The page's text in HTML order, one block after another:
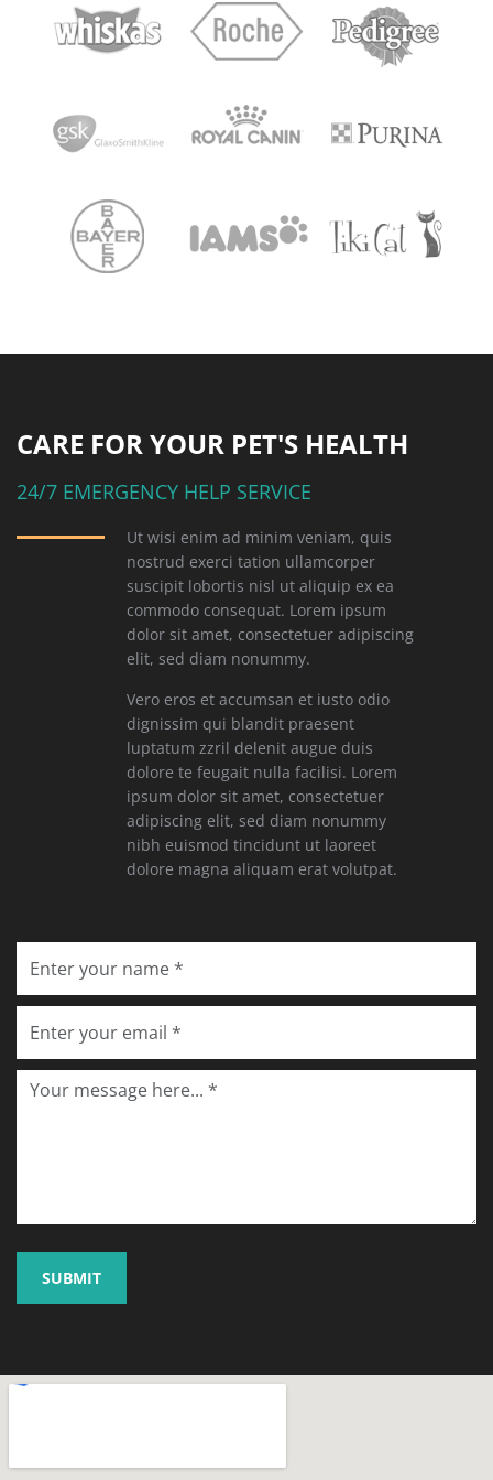
CARE FOR YOUR PET'S HEALTH
24/7 EMERGENCY HELP SERVICE
Ut wisi enim ad minim veniam, quis
nostrud exerci tation ullamcorper
suscipit lobortis nisl ut aliquip ex ea
commodo consequat. Lorem ipsum
dolor sit amet, consectetuer adipiscing
elit, sed diam nonummy.
Vero eros et accumsan et iusto odio
dignissim qui blandit praesent
luptatum zzril delenit augue duis
dolore te feugait nulla facilisi. Lorem
ipsum dolor sit amet, consectetuer
adipiscing elit, sed diam nonummy
nibh euismod tincidunt ut laoreet
dolore magna aliquam erat volutpat.